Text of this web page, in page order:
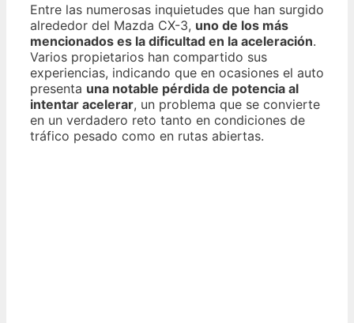
Entre las numerosas inquietudes que han surgido
alrededor del Mazda CX-3, uno de los más
mencionados es la dificultad en la aceleración.
Varios propietarios han compartido sus
experiencias, indicando que en ocasiones el auto
presenta una notable pérdida de potencia al
intentar acelerar, un problema que se convierte
en un verdadero reto tanto en condiciones de
tráfico pesado como en rutas abiertas.